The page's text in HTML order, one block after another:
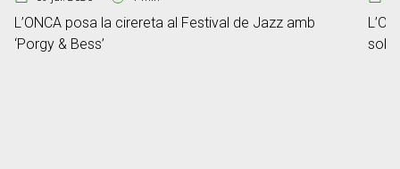
L’ONCA posa la cirereta al Festival de Jazz amb
‘Porgy & Bess’